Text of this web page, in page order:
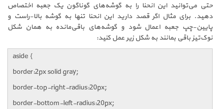
حتی می‌توانید این انحنا را به گوشه‌های گوناگون یک جعبه اختصاص
دهید. برای مثال اگر قصد دارید این انحنا تنها به گوشه بالا-راست و
پایین-چپ جعبه اعمال شود و گوشه‌های باقی‌مانده به همان شکل
نوک‌تیز باقی بمانند به شکل زیر عمل کنید:
aside {
border:2px solid gray;
border-top-right-radius:20px;
border-bottom-left-radius:20px;